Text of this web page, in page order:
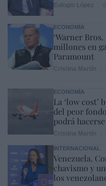
ECONOMÍA
‘Warner
millones en
Paramount
ECONOMÍA
La ‘low cost’
del peor
podrá
INTERNACIONAL
Venezuela.
chavismo y
los